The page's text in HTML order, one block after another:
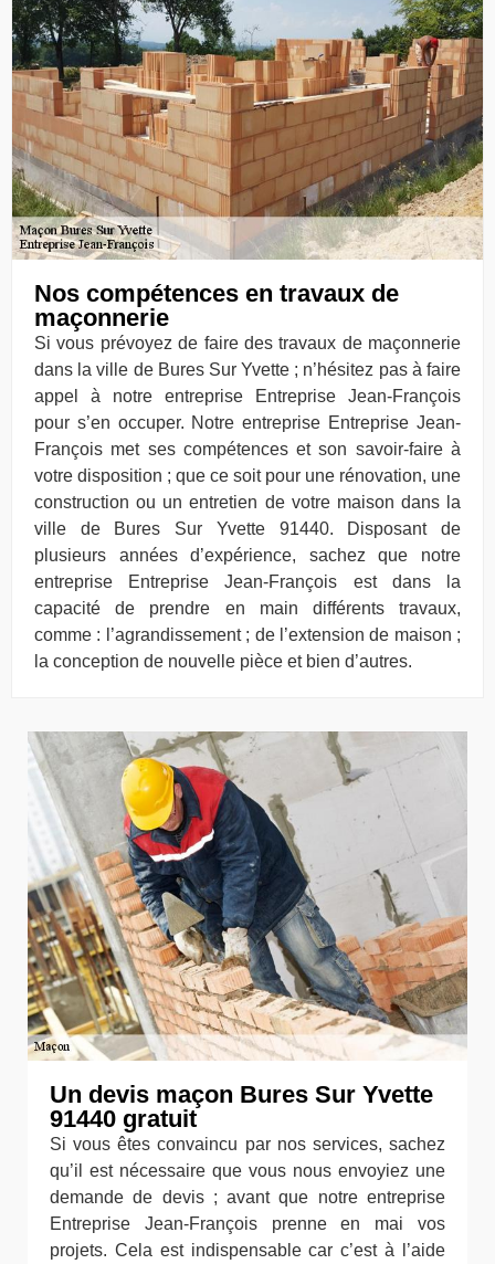
Nos compétences en travaux de
maçonnerie
Si vous prévoyez de faire des travaux de maçonnerie
dans la ville de Bures Sur Yvette ; n’hésitez pas à faire
appel à notre entreprise Entreprise Jean-François
pour s’en occuper. Notre entreprise Entreprise Jean-
François met ses compétences et son savoir-faire à
votre disposition ; que ce soit pour une rénovation, une
construction ou un entretien de votre maison dans la
ville de Bures Sur Yvette 91440. Disposant de
plusieurs années d’expérience, sachez que notre
entreprise Entreprise Jean-François est dans la
capacité de prendre en main différents travaux,
comme : l’agrandissement ; de l’extension de maison ;
la conception de nouvelle pièce et bien d’autres.
Un devis maçon Bures Sur Yvette
91440 gratuit
Si vous êtes convaincu par nos services, sachez
qu’il est nécessaire que vous nous envoyiez une
demande de devis ; avant que notre entreprise
Entreprise Jean-François prenne en mai vos
projets. Cela est indispensable car c’est à l’aide